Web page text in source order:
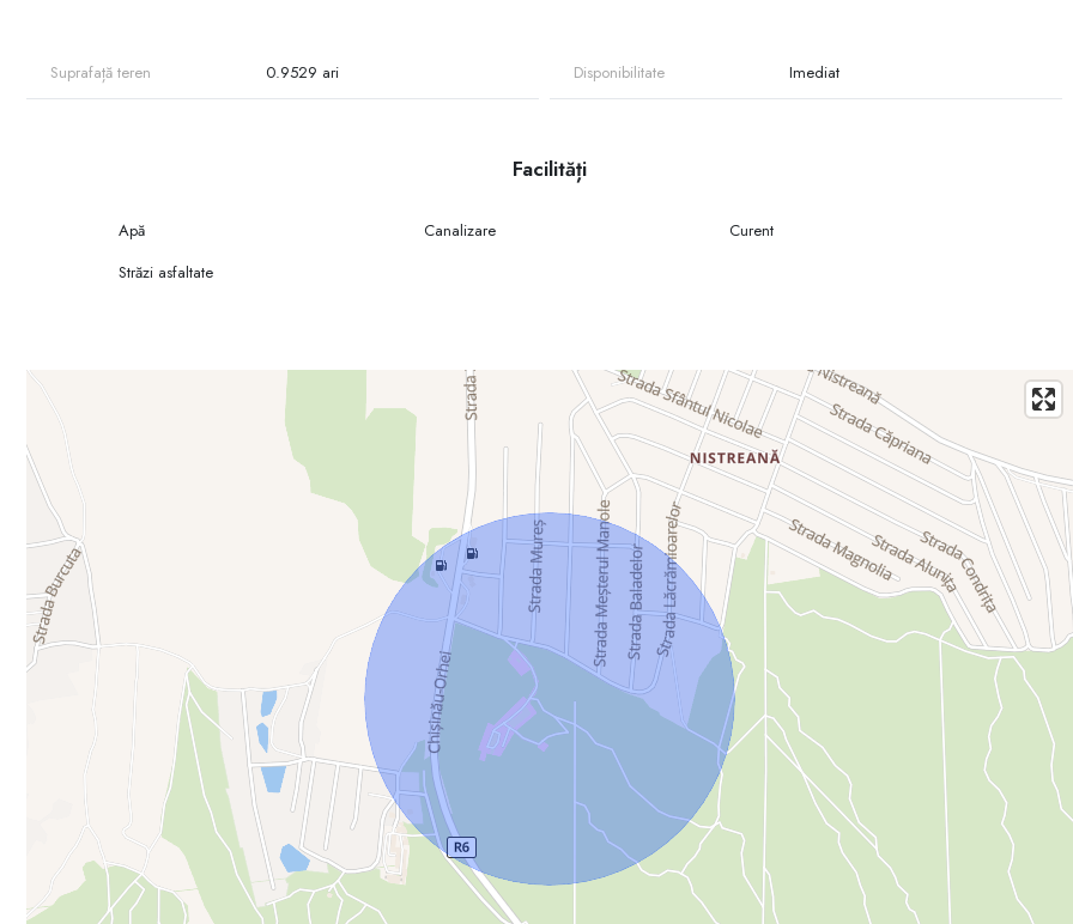
Drum de acces asfaltat
Poziționare strategică, ideală pentru dezvoltări logistice, industriale sau comerciale
Suprafață teren 0.9529 ari Disponibilitate Imediat
Facilități
Apă Canalizare
Curent
Străzi asfaltate